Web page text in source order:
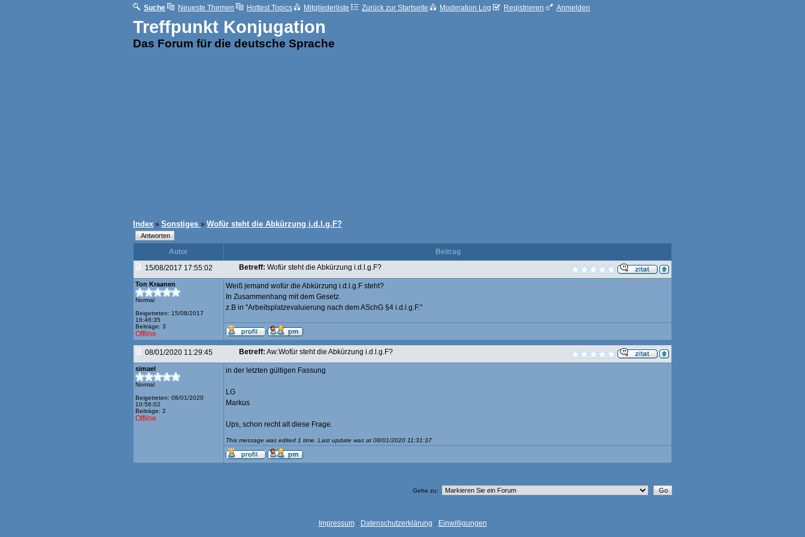
Suche Neueste Themen Hottest Topics Mitgliederliste Zurück zur Startseite Moderation Log Registrieren Anmelden
Treffpunkt Konjugation
Das Forum für die deutsche Sprache
Index » Sonstiges » Wofür steht die Abkürzung i.d.l.g.F?
Autor
Beitrag
15/08/2017 17:55:02
Betreff: Wofür steht die Abkürzung i.d.l.g.F?
Ton Kraanen
Normal
Beigetreten: 15/08/2017
16:46:35
Beiträge: 3
Offline
Weiß jemand wofür die Abkürzung i.d.l.g.F steht?
In Zusammenhang mit dem Gesetz.
z.B in "Arbeitsplatzevaluierung nach dem ASchG §4 i.d.l.g.F."
08/01/2020 11:29:45 Betreff: Aw:Wofür steht die Abkürzung i.d.l.g.F?
simael
Normal
Beigetreten: 08/01/2020
10:56:02
Beiträge: 2
Offline
in der letzten gültigen Fassung
LG
Markus
Ups, schon recht alt diese Frage.
This message was edited 1 time. Last update was at 08/01/2020 11:31:37
Gehe zu:
Impressum· Datenschutzerklärung · Einwilligungen